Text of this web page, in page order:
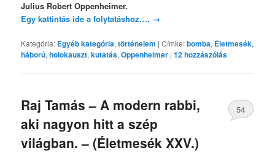
Julius Robert Oppenheimer.
Egy kattintás ide a folytatáshoz…. →
Kategória: Egyéb kategória,történelem |Címke:bomba, Életmesék,
háború,holokauszt,kutatás,Oppenheimer |12hozzászólás
Raj Tamás – A modern rabbi,
aki nagyon hitt a szép
világban. – (Életmesék XXV.)
54